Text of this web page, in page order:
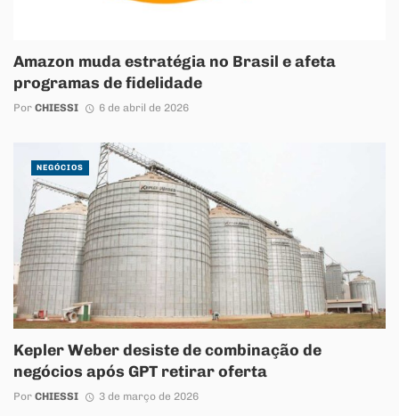
Amazon muda estratégia no Brasil e afeta
programas de fidelidade
Por CHIESSI 6 de abril de 2026
Kepler Weber desiste de combinação de
negócios após GPT retirar oferta
Por CHIESSI 3 de março de 2026
NEGÓCIOS